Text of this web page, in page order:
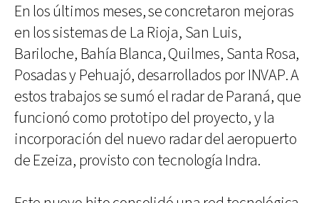
En los últimos meses, se concretaron mejoras
en los sistemas de La Rioja, San Luis,
Bariloche, Bahía Blanca, Quilmes, Santa Rosa,
Posadas y Pehuajó, desarrollados por INVAP. A
estos trabajos se sumó el radar de Paraná, que
funcionó como prototipo del proyecto, y la
incorporación del nuevo radar del aeropuerto
de Ezeiza, provisto con tecnología Indra.